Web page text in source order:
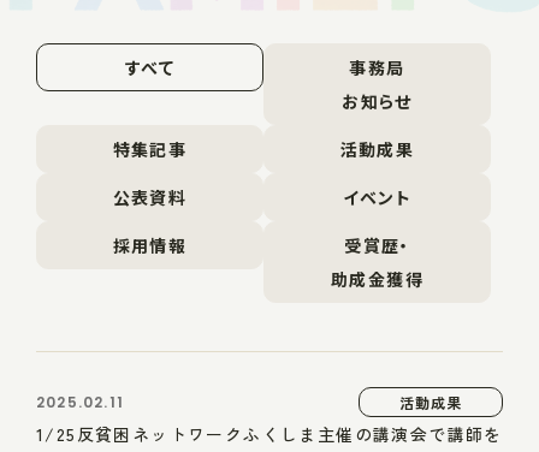
すべて
事務局
お知らせ
特集記事
活動成果
公表資料
イベント
採用情報
受賞歴・
助成金獲得
2025.02.11 活動成果
1/25反貧困ネットワークふくしま主催の講演会で講師を